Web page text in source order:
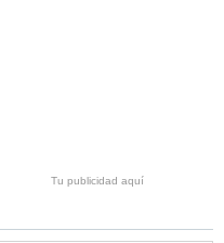
Tu publicidad aquí